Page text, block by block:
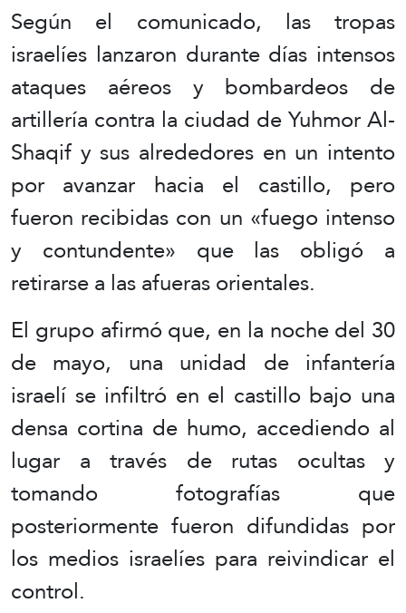
Según el comunicado, las tropas
israelíes lanzaron durante días intensos
ataques aéreos y bombardeos de
artillería contra la ciudad de Yuhmor Al-
Shaqif y sus alrededores en un intento
por avanzar hacia el castillo, pero
fueron recibidas con un «fuego intenso
y contundente» que las obligó a
retirarse a las afueras orientales.
El grupo afirmó que, en la noche del 30
de mayo, una unidad de infantería
israelí se infiltró en el castillo bajo una
densa cortina de humo, accediendo al
lugar a través de rutas ocultas y
tomando fotografías que
posteriormente fueron difundidas por
los medios israelíes para reivindicar el
control.